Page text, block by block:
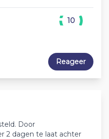
10
Reageer
Door
2 dagen te laat achter